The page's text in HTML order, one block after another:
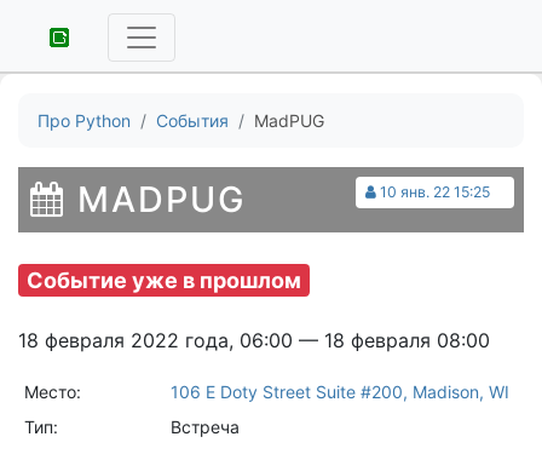
Про Python События MadPUG
10 янв. 22 15:25
MADPUG
Событие уже в прошлом
18 февраля 2022 года, 06:00 — 18 февраля 08:00
Место:
106 E Doty Street Suite #200, Madison, WI
Тип:
Встреча